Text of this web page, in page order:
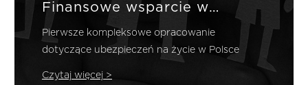
Finansowe wsparcie w
najtrudniejszych chwilach
Pierwsze kompleksowe opracowanie
dotyczące ubezpieczeń na życie w Polsce
Czytaj więcej >